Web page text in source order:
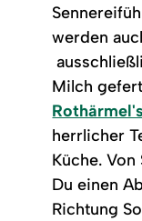
werden
Milch
herrlicher
Küche.
Du einen
Richtung